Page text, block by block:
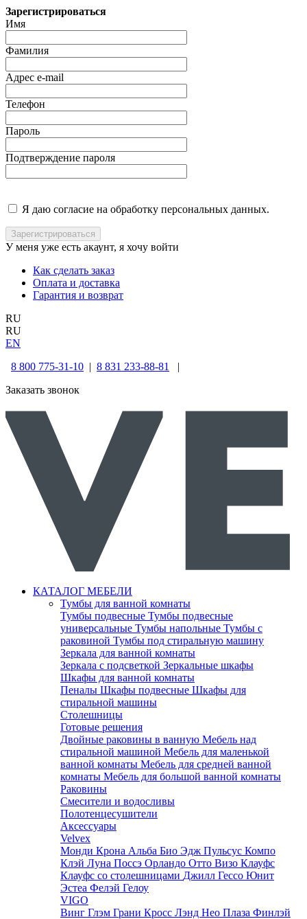
Зарегистрироваться
Имя
Фамилия
Адрес e-mail
Телефон
Пароль
Подтверждение пароля
Я даю согласие на обработку персональных данных.
У меня уже есть акаунт, я хочу войти
Как сделать заказ
Оплата и доставка
Гарантия и возврат
RU
RU
EN
8 800 775-31-10 | 8 831 233-88-81
|
Заказать звонок
КАТАЛОГ МЕБЕЛИ
Тумбы для ванной комнаты
Тумбы подвесные Тумбы подвесные
универсальные Тумбы напольные Тумбы с
раковиной Тумбы под стиральную машину
Зеркала для ванной комнаты
Зеркала с подсветкой Зеркальные шкафы
Шкафы для ванной комнаты
Пеналы Шкафы подвесные Шкафы для
стиральной машины
Столешницы
Готовые решения
Двойные раковины в ванную Мебель над
стиральной машиной Мебель для маленькой
ванной комнаты Мебель для средней ванной
комнаты Мебель для большой ванной комнаты
Раковины
Смесители и водосливы
Полотенцесушители
Аксессуары
Velvex
Монди Крона Альба Био Эдж Пульсус Компо
Клэй Луна Поссэ Орландо Отто Визо Клауфс
Клауфс со столешницами Джилл Гессо Юнит
Эстеа Фелэй Гелоу
VIGO
Винг Глэм Грани Кросс Лэнд Нео Плаза Финлэй